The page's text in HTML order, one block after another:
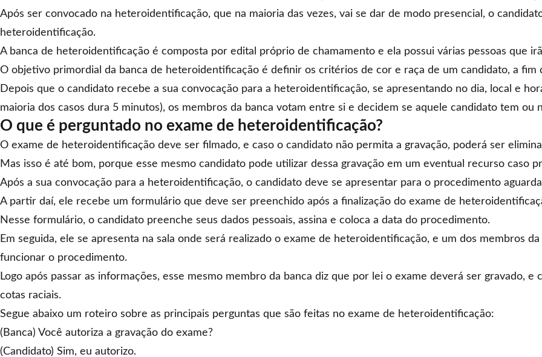
Após ser convocado na heteroidentificação, que na maioria das vezes, vai se dar de modo presencial, o
heteroidentificação.
A banca de heteroidentificação é composta por edital próprio de chamamento e ela possui várias pessoas que
O objetivo primordial da banca de heteroidentificação é definir os critérios de cor e raça de um candidato, a fim
Depois que o candidato recebe a sua convocação para a heteroidentificação, se apresentando no dia, local e
maioria dos casos dura 5 minutos), os membros da banca votam entre si e decidem se aquele candidato tem ou
O que é perguntado no exame de heteroidentificação?
O exame de heteroidentificação deve ser filmado, e caso o candidato não permita a gravação, poderá ser
Mas isso é até bom, porque esse mesmo candidato pode utilizar dessa gravação em um eventual recurso caso
Após a sua convocação para a heteroidentificação, o candidato deve se apresentar para o procedimento
A partir daí, ele recebe um formulário que deve ser preenchido após a finalização do exame de
Nesse formulário, o candidato preenche seus dados pessoais, assina e coloca a data do procedimento.
Em seguida, ele se apresenta na sala onde será realizado o exame de heteroidentificação, e um dos membros
funcionar o procedimento.
Logo após passar as informações, esse mesmo membro da banca diz que por lei o exame deverá ser gravado,
cotas raciais.
Segue abaixo um roteiro sobre as principais perguntas que são feitas no exame de heteroidentificação:
(Banca) Você autoriza a gravação do exame?
(Candidato) Sim, eu autorizo.